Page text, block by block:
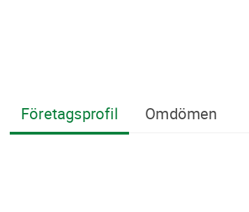
Företagsprofil Omdömen